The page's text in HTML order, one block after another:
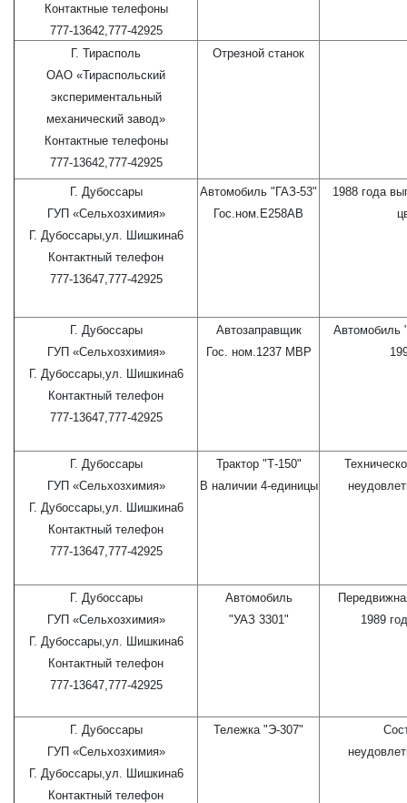
Контактные телефоны
777-13642,777-42925
Г. Тирасполь
ОАО «Тираспольский
экспериментальный
механический завод»
Контактные телефоны
777-13642,777-42925
Отрезной станок
Г. Дубоссары
ГУП «Сельхозхимия»
Г. Дубоссары,ул. Шишкина6
Контактный телефон
777-13647,777-42925
Автомобиль "ГАЗ-53"
Гос.ном.Е258АВ
1988 года
Г. Дубоссары
ГУП «Сельхозхимия»
Г. Дубоссары,ул. Шишкина6
Контактный телефон
777-13647,777-42925
Автозаправщик
Гос. ном.1237 МВР
Автомобиль
Г. Дубоссары
ГУП «Сельхозхимия»
Г. Дубоссары,ул. Шишкина6
Контактный телефон
777-13647,777-42925
Трактор "Т-150"
В наличии 4-единицы
Г. Дубоссары
ГУП «Сельхозхимия»
Г. Дубоссары,ул. Шишкина6
Контактный телефон
777-13647,777-42925
Автомобиль
"УАЗ 3301"
1989
Г. Дубоссары
ГУП «Сельхозхимия»
Г. Дубоссары,ул. Шишкина6
Контактный телефон
Тележка "Э-307"